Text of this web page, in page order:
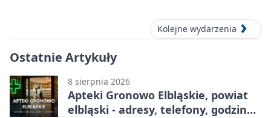
Kolejne wydarzenia
Ostatnie Artykuły
8 sierpnia 2026
Apteki Gronowo Elbląskie, powiat
elbląski - adresy, telefony, godziny